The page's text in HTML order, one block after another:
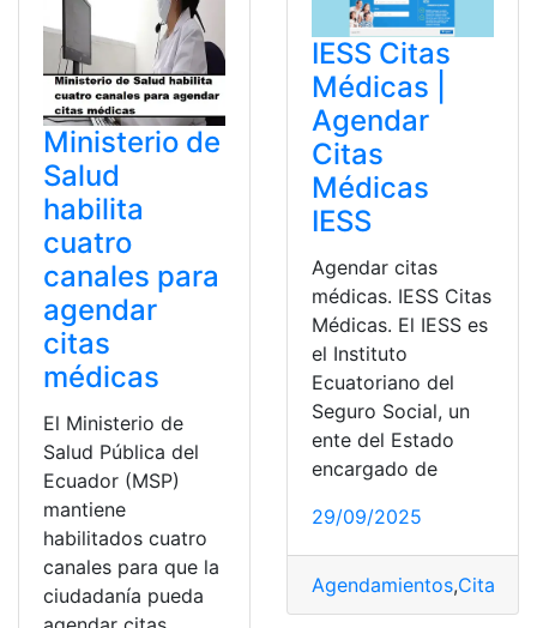
Ministerio de
Salud
habilita
cuatro
canales para
agendar
citas
médicas
El Ministerio de
Salud Pública del
Ecuador (MSP)
mantiene
habilitados cuatro
canales para que la
ciudadanía pueda
IESS Citas
Médicas |
Agendar
Citas
Médicas
IESS
Agendar citas
médicas. IESS Citas
Médicas. El IESS es
el Instituto
Ecuatoriano del
Seguro Social, un
ente del Estado
encargado de
29/09/2025
Agendamientos,Cita